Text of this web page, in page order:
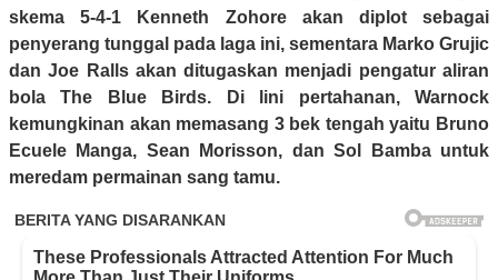
skema 5-4-1 Kenneth Zohore akan diplot sebagai
penyerang tunggal pada laga ini, sementara Marko Grujic
dan Joe Ralls akan ditugaskan menjadi pengatur aliran
bola The Blue Birds. Di lini pertahanan, Warnock
kemungkinan akan memasang 3 bek tengah yaitu Bruno
Ecuele Manga, Sean Morisson, dan Sol Bamba untuk
meredam permainan sang tamu.